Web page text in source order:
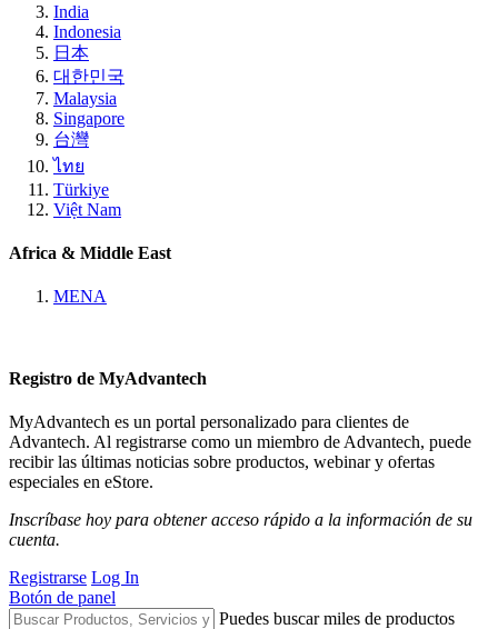
India
Indonesia
日本
대한민국
Malaysia
Singapore
台灣
ไทย
Türkiye
Việt Nam
Africa & Middle East
MENA
Registro de MyAdvantech
MyAdvantech es un portal personalizado para clientes de
Advantech. Al registrarse como un miembro de Advantech, puede
recibir las últimas noticias sobre productos, webinar y ofertas
especiales en eStore.
Inscríbase hoy para obtener acceso rápido a la información de su
cuenta.
Registrarse Log In
Botón de panel
Puedes buscar miles de productos